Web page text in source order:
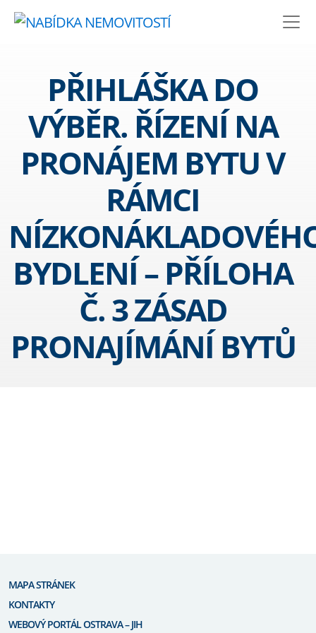
PŘIHLÁŠKA DO
VÝBĚR. ŘÍZENÍ NA
PRONÁJEM BYTU V
RÁMCI
BYDLENÍ – PŘÍLOHA
Č. 3 ZÁSAD
PRONAJÍMÁNÍ BYTŮ
MAPA STRÁNEK
KONTAKTY
WEBOVÝ PORTÁL OSTRAVA – JIH